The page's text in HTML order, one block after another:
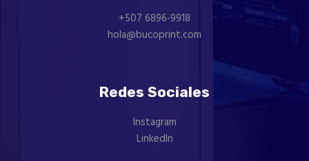
+507 ‪6896‑9918‬
hola@bucoprint.com
Redes Sociales
Instagram
LinkedIn